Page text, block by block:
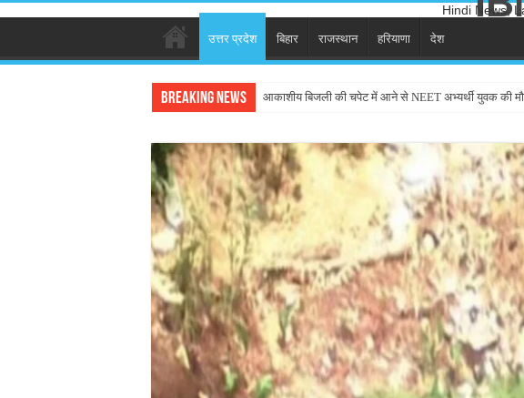
Hindi News,
उत्तर प्रदेश बिहार राजस्थान हरियाणा देश
Breaking News आकाशीय बिजली की चपेट में आने से NEET अभ्यर्थी युवक की